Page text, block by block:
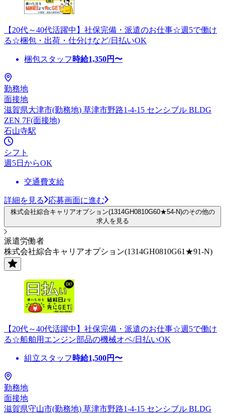
【20代～40代活躍中】社保完備・派遣のお仕事☆週5で働け
る☆梱包・出荷・仕分けなど/日払いOK
梱包スタッフ 時給1,350円〜
勤務地
面接地
滋賀県大津市(勤務地) 草津市野路1-4-15 センシブル BLDG
ZEN 7F(面接地)
石山寺駅
シフト
週5日からOK
交通費支給
詳細を見る 応募画面に進む
株式会社綜合キャリアオプション(1314GH0810G60★54-N)のその他の
求人を見る
派遣労働者
株式会社綜合キャリアオプション(1314GH0810G61★91-N)
【20代～40代活躍中】社保完備・派遣のお仕事☆週5で働け
る☆船舶用エンジン部品の機械オペ/日払いOK
組立スタッフ 時給1,500円〜
勤務地
面接地
滋賀県守山市(勤務地) 草津市野路1-4-15 センシブル BLDG